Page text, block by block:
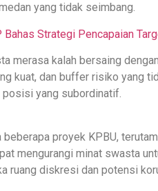
yang tidak seimbang.
Strategi Pencapaian
merasa kalah bersaing
kuat, dan buffer risiko yang
yang subordinatif.
proyek KPBU,
mengurangi minat swasta
ruang diskresi dan potensi